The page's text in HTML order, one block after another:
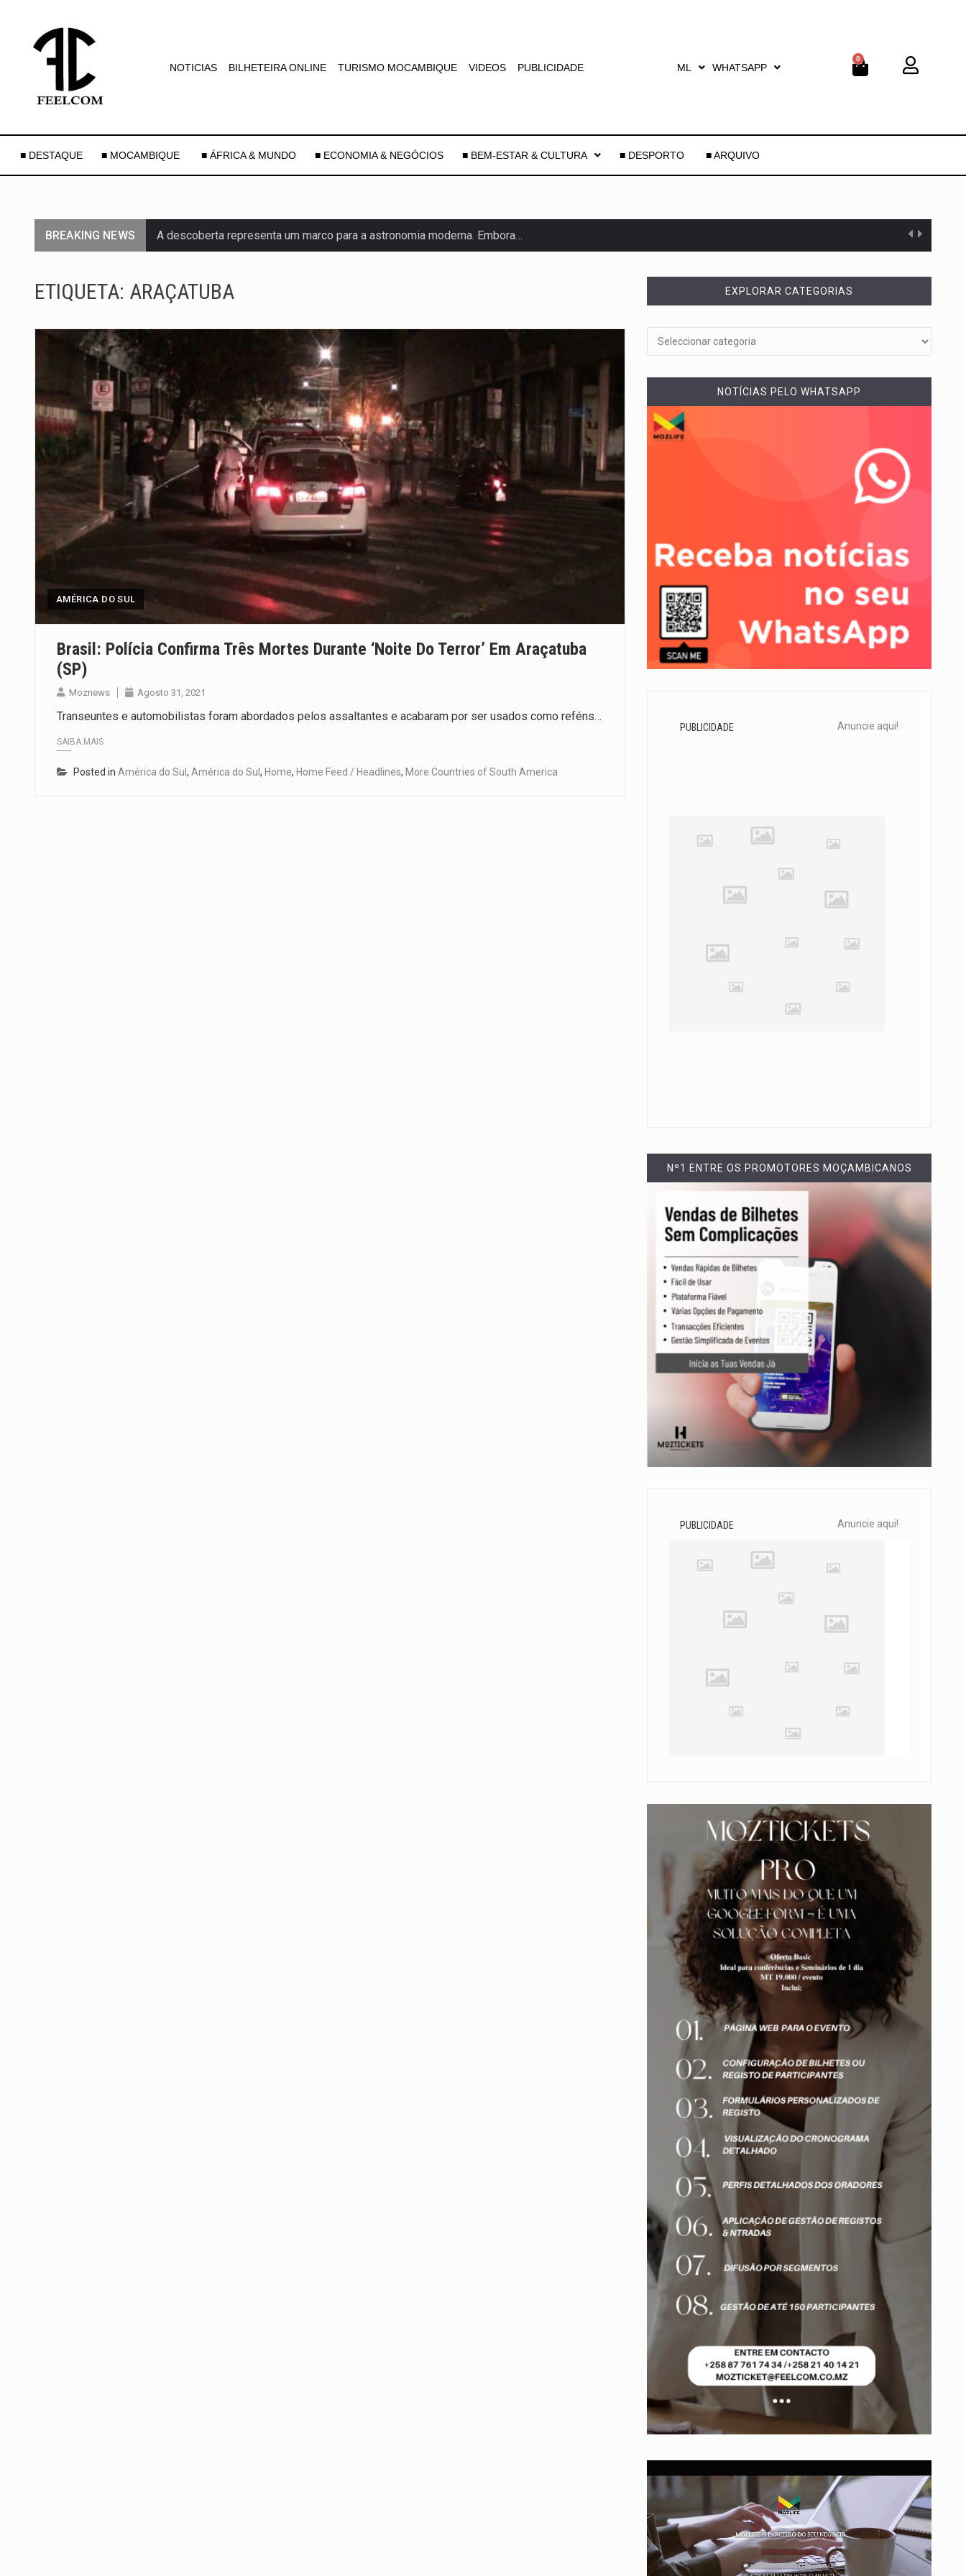
NOTICIAS BILHETEIRA ONLINE TURISMO MOCAMBIQUE VIDEOS PUBLICIDADE ML WHATSAPP
0
■ DESTAQUE ■ MOCAMBIQUE ■ ÁFRICA & MUNDO ■ ECONOMIA & NEGÓCIOS ■ BEM-ESTAR & CULTURA ■ DESPORTO ■ ARQUIVO
BREAKING NEWS A descoberta representa um marco para a astronomia moderna. Embora…
De acordo com as autoridades de saúde da Faixa de…
Um dos casos mais graves envolveu a residência de Sam…
A cidade de Bunia, capital da província de Ituri, tornou-se…
O pagamento marca o desfecho de um dos processos mais…
O programa, cuja implementação está prevista entre abril de 2026…
A nova legislação estabelece um prazo de 180 dias para…
O Departamento de Estado norte-americano confirmou que cidadãos dos Estados…
A final coloca frente a frente duas equipas que chegaram…
ETIQUETA: ARAÇATUBA
AMÉRICA DO SUL
Brasil: Polícia Confirma Três Mortes Durante ‘noite Do Terror’ Em Araçatuba
(SP)
Moznews Agosto 31, 2021
Transeuntes e automobilistas foram abordados pelos assaltantes e acabaram por ser usados como reféns…
SAIBA MAIS
Posted in América do Sul , América do Sul , Home, Home Feed / Headlines, More Countries of South America
EXPLORAR CATEGORIAS
NOTÍCIAS PELO WHATSAPP
PUBLICIDADE Anuncie aqui!
Nº1 ENTRE OS PROMOTORES MOÇAMBICANOS
PUBLICIDADE Anuncie aqui!